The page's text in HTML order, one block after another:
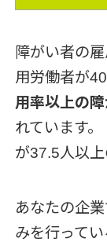
障がい者の
用労働者が
用率以上の
れています
が37.5人以上
あなたの企
みを行って